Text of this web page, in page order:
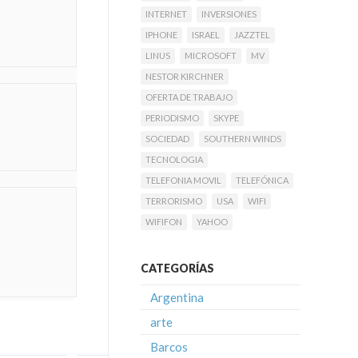
INTERNET
INVERSIONES
IPHONE
ISRAEL
JAZZTEL
LINUS
MICROSOFT
MV
NESTOR KIRCHNER
OFERTA DE TRABAJO
PERIODISMO
SKYPE
SOCIEDAD
SOUTHERN WINDS
TECNOLOGIA
TELEFONIA MOVIL
TELEFÓNICA
TERRORISMO
USA
WIFI
WIFIFON
YAHOO
CATEGORÍAS
Argentina
arte
Barcos